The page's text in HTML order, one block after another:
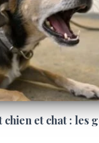
et chat : les